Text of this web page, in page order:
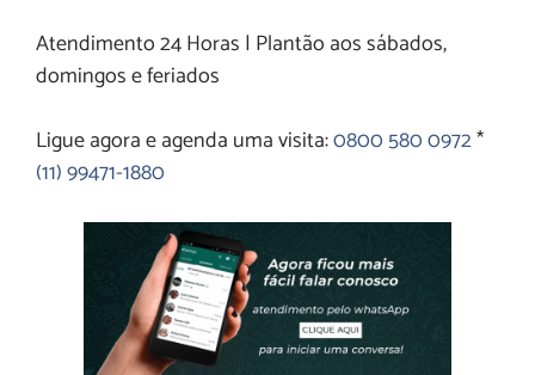
Atendimento 24 Horas | Plantão aos sábados,
domingos e feriados
Ligue agora e agenda uma visita:0800 580 0972*
(11) 99471-1880